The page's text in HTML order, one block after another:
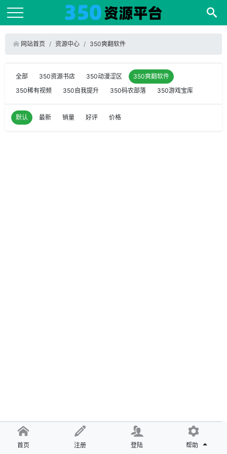
网站首页 资源中心 350爽翻软件
全部 350资源书店 350动漫涩区
350爽翻软件
350稀有视频
350自我提升 350码农部落 350游戏宝库
默认 最新 销量 好评 价格
首页 注册 登陆 帮助